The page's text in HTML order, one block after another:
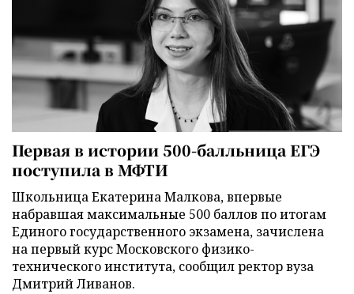
Первая в истории 500-балльница ЕГЭ
поступила в МФТИ
Школьница Екатерина Малкова, впервые
набравшая максимальные 500 баллов по итогам
Единого государственного экзамена, зачислена
на первый курс Московского физико-
технического института, сообщил ректор вуза
Дмитрий Ливанов.